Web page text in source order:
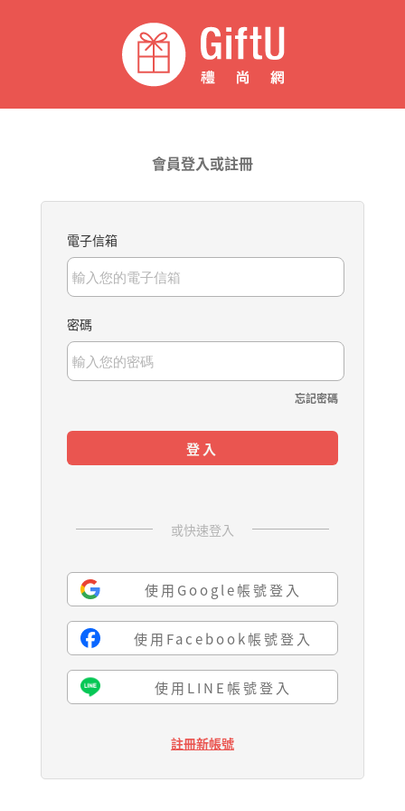
會員登入或註冊
電子信箱
密碼
忘記密碼
登入
或快速登入
使用Google帳號登入
使用Facebook帳號登入
使用LINE帳號登入
註冊新帳號